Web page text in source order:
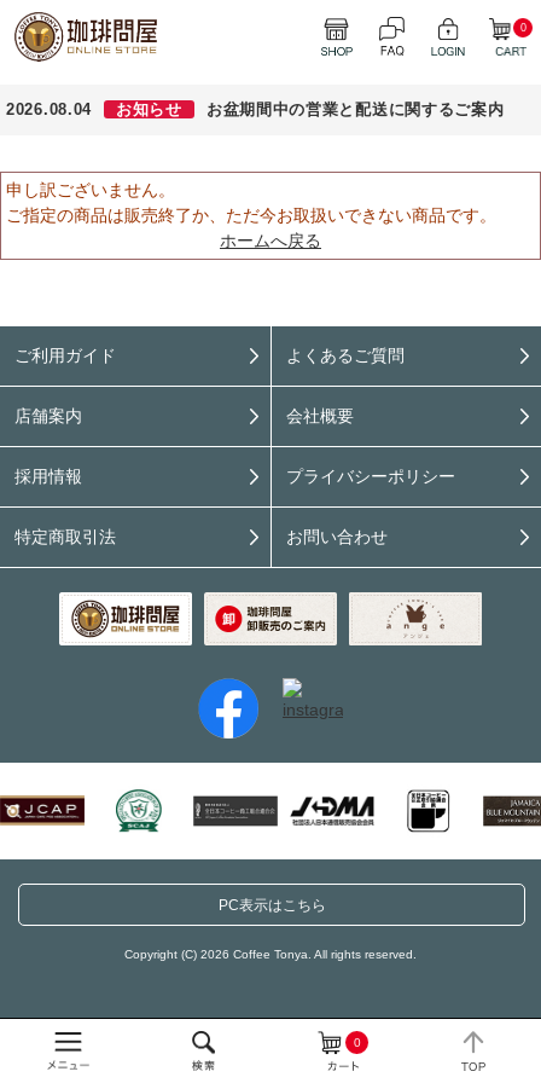
0
0
2026.08.04 お知らせ お盆期間中の営業と配送に関するご案内
申し訳ございません。
ご指定の商品は販売終了か、ただ今お取扱いできない商品です。
ホームへ戻る
ご利用ガイド よくあるご質問
店舗案内 会社概要
採用情報 プライバシーポリシー
特定商取引法 お問い合わせ
PC表示はこちら
Copyright (C) 2026 Coffee Tonya. All rights reserved.